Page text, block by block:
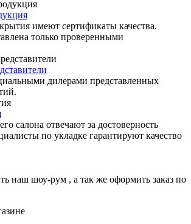
имеют сертификаты качества.
только проверенными
дилерами представленных
салона отвечают за достоверность
по укладке гарантируют качество
наш шоу-рум , а так же оформить заказ по